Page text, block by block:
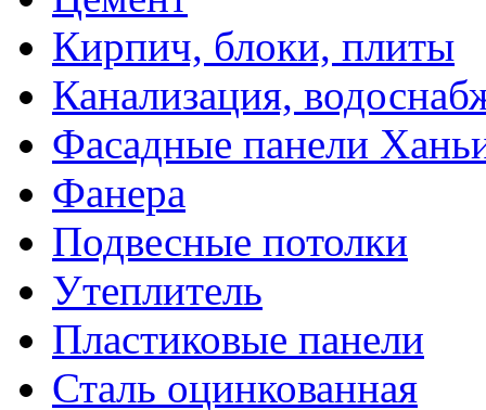
Кирпич, блоки, плиты
Канализация,
Фасадные панели
Фанера
Подвесные потолки
Утеплитель
Пластиковые панели
Сталь оцинкованная